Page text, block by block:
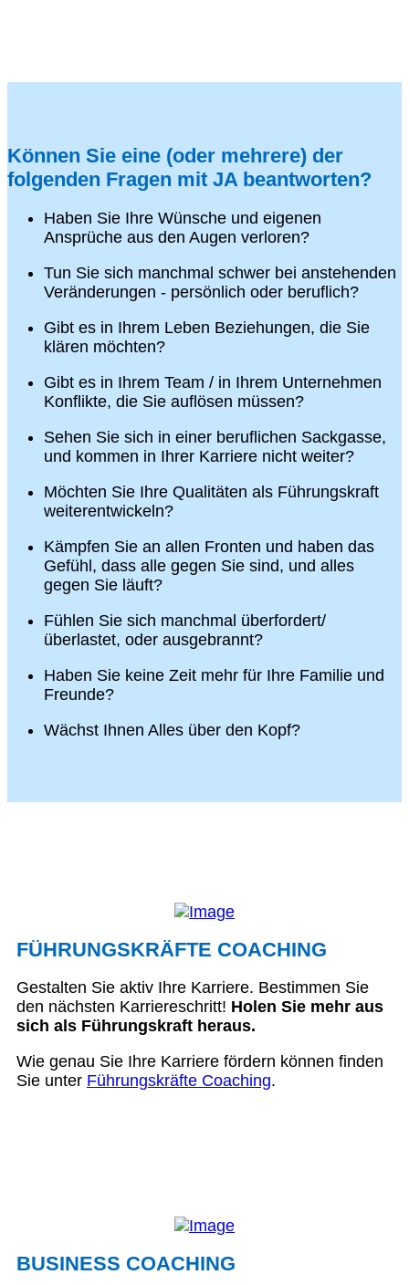
Können Sie eine (oder mehrere) der
folgenden Fragen mit JA beantworten?
Haben Sie Ihre Wünsche und eigenen
Ansprüche aus den Augen verloren?
Tun Sie sich manchmal schwer bei anstehenden
Veränderungen - persönlich oder beruflich?
Gibt es in Ihrem Leben Beziehungen, die Sie
klären möchten?
Gibt es in Ihrem Team / in Ihrem Unternehmen
Konflikte, die Sie auflösen müssen?
Sehen Sie sich in einer beruflichen Sackgasse,
und kommen in Ihrer Karriere nicht weiter?
Möchten Sie Ihre Qualitäten als Führungskraft
weiterentwickeln?
Kämpfen Sie an allen Fronten und haben das
Gefühl, dass alle gegen Sie sind, und alles
gegen Sie läuft?
Fühlen Sie sich manchmal überfordert/
überlastet, oder ausgebrannt?
Haben Sie keine Zeit mehr für Ihre Familie und
Freunde?
Wächst Ihnen Alles über den Kopf?
FÜHRUNGSKRÄFTE COACHING
Gestalten Sie aktiv Ihre Karriere. Bestimmen Sie
den nächsten Karriereschritt! Holen Sie mehr aus
sich als Führungskraft heraus.
Wie genau Sie Ihre Karriere fördern können finden
Sie unter Führungskräfte Coaching.
BUSINESS COACHING